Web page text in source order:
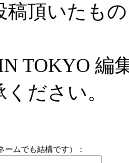
稿頂いたも
TOKYO 編
ださい。
ームでも結構です）：